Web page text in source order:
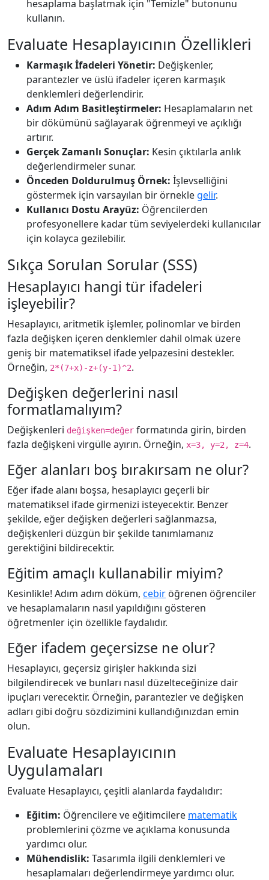
hesaplama başlatmak için "Temizle" butonunu
kullanın.
Evaluate Hesaplayıcının Özellikleri
Karmaşık İfadeleri Yönetir: Değişkenler,
parantezler ve üslü ifadeler içeren karmaşık
denklemleri değerlendirir.
Adım Adım Basitleştirmeler: Hesaplamaların net
bir dökümünü sağlayarak öğrenmeyi ve açıklığı
artırır.
Gerçek Zamanlı Sonuçlar: Kesin çıktılarla anlık
değerlendirmeler sunar.
Önceden Doldurulmuş Örnek: İşlevselliğini
göstermek için varsayılan bir örnekle gelir.
Kullanıcı Dostu Arayüz: Öğrencilerden
profesyonellere kadar tüm seviyelerdeki kullanıcılar
için kolayca gezilebilir.
Sıkça Sorulan Sorular (SSS)
Hesaplayıcı hangi tür ifadeleri
işleyebilir?
Hesaplayıcı, aritmetik işlemler, polinomlar ve birden
fazla değişken içeren denklemler dahil olmak üzere
geniş bir matematiksel ifade yelpazesini destekler.
Örneğin, 2*(7+x)-z+(y-1)^2.
Değişken değerlerini nasıl
formatlamalıyım?
Değişkenleri değişken=değer formatında girin, birden
fazla değişkeni virgülle ayırın. Örneğin, x=3, y=2, z=4.
Eğer alanları boş bırakırsam ne olur?
Eğer ifade alanı boşsa, hesaplayıcı geçerli bir
matematiksel ifade girmenizi isteyecektir. Benzer
şekilde, eğer değişken değerleri sağlanmazsa,
değişkenleri düzgün bir şekilde tanımlamanız
gerektiğini bildirecektir.
Eğitim amaçlı kullanabilir miyim?
Kesinlikle! Adım adım döküm, cebir öğrenen öğrenciler
ve hesaplamaların nasıl yapıldığını gösteren
öğretmenler için özellikle faydalıdır.
Eğer ifadem geçersizse ne olur?
Hesaplayıcı, geçersiz girişler hakkında sizi
bilgilendirecek ve bunları nasıl düzelteceğinize dair
ipuçları verecektir. Örneğin, parantezler ve değişken
adları gibi doğru sözdizimini kullandığınızdan emin
olun.
Evaluate Hesaplayıcının
Uygulamaları
Evaluate Hesaplayıcı, çeşitli alanlarda faydalıdır:
Eğitim: Öğrencilere ve eğitimcilere matematik
problemlerini çözme ve açıklama konusunda
yardımcı olur.
Mühendislik: Tasarımla ilgili denklemleri ve
hesaplamaları değerlendirmeye yardımcı olur.